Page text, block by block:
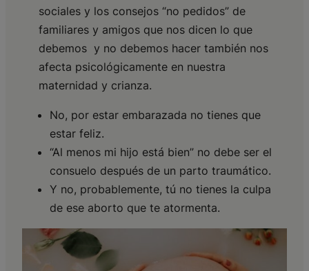
sociales y los consejos “no pedidos” de
familiares y amigos que nos dicen lo que
debemos y no debemos hacer también nos
afecta psicológicamente en nuestra
maternidad y crianza.
No, por estar embarazada no tienes que
estar feliz.
“Al menos mi hijo está bien” no debe ser el
consuelo después de un parto traumático.
Y no, probablemente, tú no tienes la culpa
de ese aborto que te atormenta.